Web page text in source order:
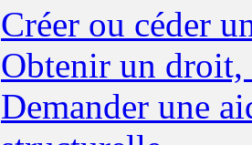
Créer ou céder
Obtenir un droit,
Demander une